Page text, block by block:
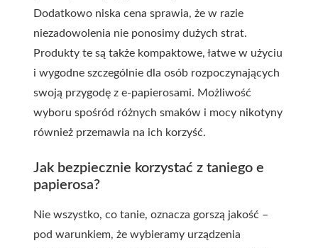
Dodatkowo niska cena sprawia, że w razie
niezadowolenia nie ponosimy dużych strat.
Produkty te są także kompaktowe, łatwe w użyciu
i wygodne szczególnie dla osób rozpoczynających
swoją przygodę z e-papierosami. Możliwość
wyboru spośród różnych smaków i mocy nikotyny
również przemawia na ich korzyść.
Jak bezpiecznie korzystać z taniego e
papierosa?
Nie wszystko, co tanie, oznacza gorszą jakość –
pod warunkiem, że wybieramy urządzenia